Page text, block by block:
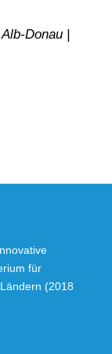
Donau |
für
(2018